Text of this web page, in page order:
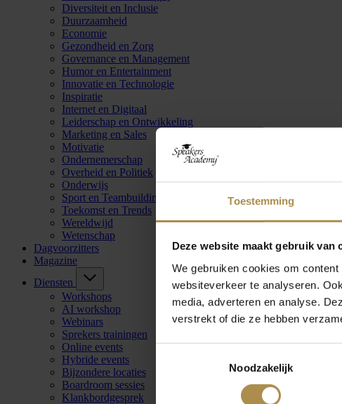
Toestemming
Deze website maakt gebruik van
We gebruiken cookies om
websiteverkeer te analyseren.
media, adverteren en analyse.
verstrekt of die ze hebben
Noodzakelijk
Diversiteit en Inclusie
Duurzaamheid
Economie
Gezondheid en Zorg
Governance en Management
Humor en Entertainment
Innovatie en Technologie
Inspiratie
Internet en Digitaal
Leiderschap en Ontwikkeling
Marketing en Sales
Motivatie
Ondernemerschap
Overheid en Politiek
Onderwijs
Sport en Teambuilding
Toekomst en Trends
Wereldwijd
Wetenschap
Dagvoorzitters
Magazine
Diensten
Workshops
AI workshop
Webinars
Sprekers trainingen
Online events
Hybride events
Bijzondere locaties
Boardroom sessies
Klankbordgesprek